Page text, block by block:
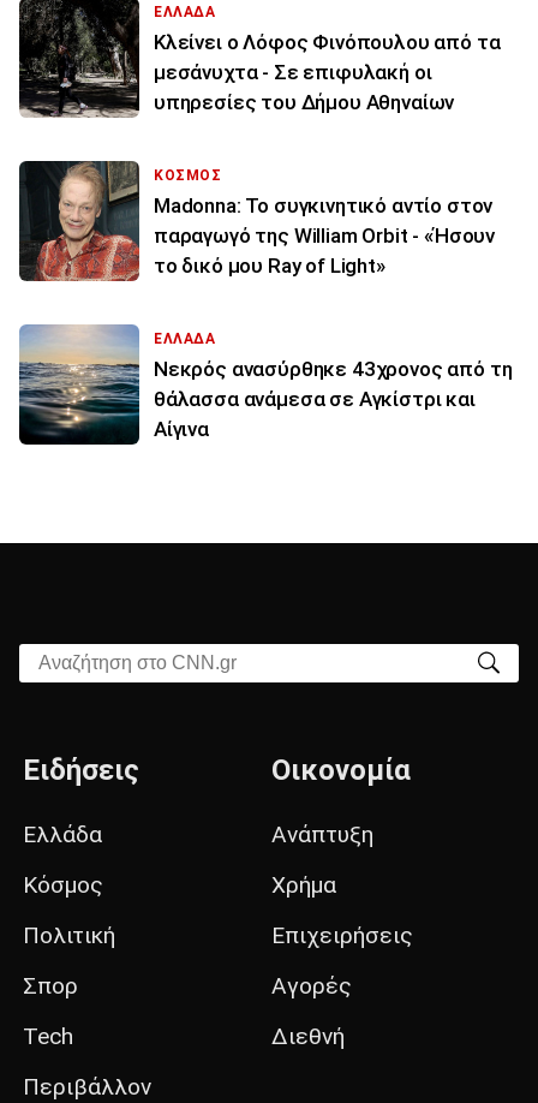
ΕΛΛΑΔΑ
Κλείνει ο Λόφος Φινόπουλου από τα
μεσάνυχτα - Σε επιφυλακή οι
υπηρεσίες του Δήμου Αθηναίων
ΚΟΣΜΟΣ
Madonna: Το συγκινητικό αντίο στον
παραγωγό της William Orbit - «Ήσουν
το δικό μου Ray of Light»
ΕΛΛΑΔΑ
Νεκρός ανασύρθηκε 43χρονος από τη
θάλασσα ανάμεσα σε Αγκίστρι και
Αίγινα
Αναζήτηση στο CNN.gr
Ειδήσεις
Ελλάδα
Κόσμος
Πολιτική
Σπορ
Tech
Περιβάλλον
Οικονομία
Ανάπτυξη
Χρήμα
Επιχειρήσεις
Αγορές
Διεθνή